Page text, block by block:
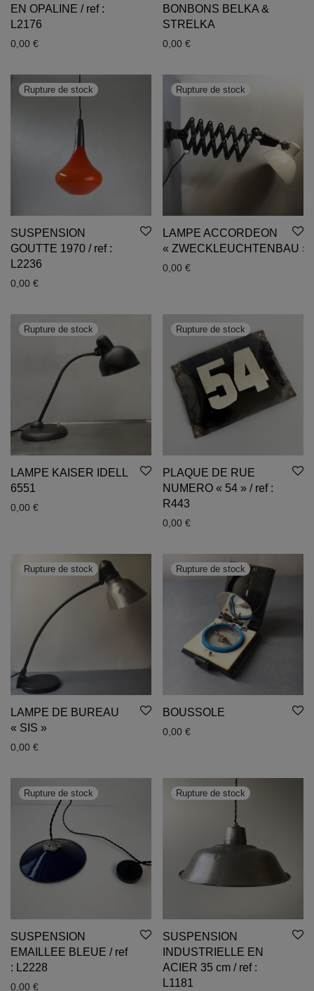
EN OPALINE / ref :
L2176
0,00 €
BONBONS BELKA &
STRELKA
0,00 €
SUSPENSION
GOUTTE 1970 / ref :
L2236
0,00 €
LAMPE ACCORDEON
« ZWECKLEUCHTENBAU »
0,00 €
LAMPE KAISER IDELL
6551
0,00 €
PLAQUE DE RUE
NUMERO « 54 » / ref :
R443
0,00 €
LAMPE DE BUREAU
« SIS »
0,00 €
BOUSSOLE
0,00 €
SUSPENSION
EMAILLEE BLEUE / ref
: L2228
0,00 €
SUSPENSION
INDUSTRIELLE EN
ACIER 35 cm / ref :
L1181